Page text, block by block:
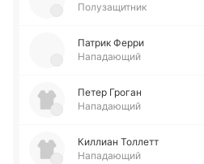
Полузащитник
Патрик Ферри
Нападающий
Петер Гроган
Нападающий
Ки­ллиан То­ллетт
Нападающий